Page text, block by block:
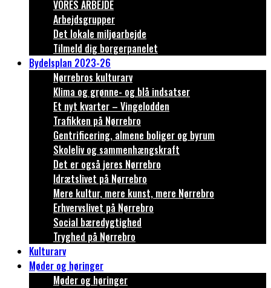
VORES ARBEJDE
Arbejdsgrupper
Det lokale miljøarbejde
Tilmeld dig borgerpanelet
Bydelsplan 2023-26
Nørrebros kulturarv
Klima og grønne- og blå indsatser
Et nyt kvarter – Vingelodden
Trafikken på Nørrebro
Gentrificering, almene boliger og byrum
Skoleliv og sammenhængskraft
Det er også jeres Nørrebro
Idrætslivet på Nørrebro
Mere kultur, mere kunst, mere Nørrebro
Erhvervslivet på Nørrebro
Social bæredygtighed
Tryghed på Nørrebro
Kulturarv
Møder og høringer
Møder og høringer